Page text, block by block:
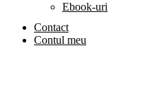
Ebook-uri
Contact
Contul meu